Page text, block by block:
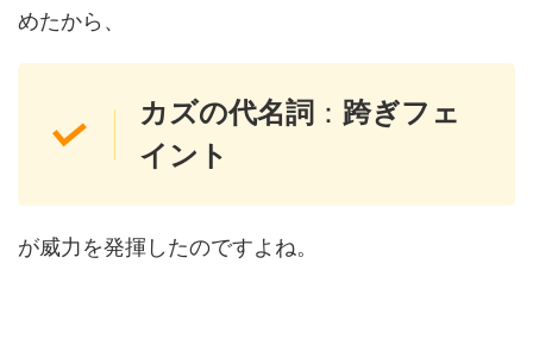
めたから、
カズの代名詞 ： 跨ぎフェ
イント
が威力を発揮したのですよね。